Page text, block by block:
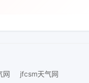
网 jfcsm天气网